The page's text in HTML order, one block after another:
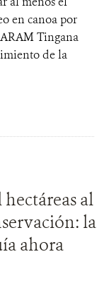
en canoa por
Tingana
de la
al
la
ahora